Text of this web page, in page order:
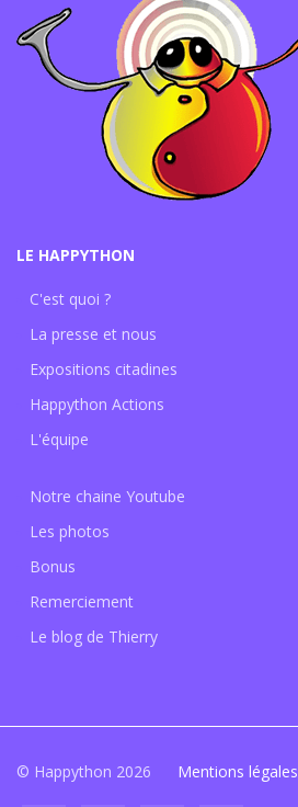
LE HAPPYTHON
C'est quoi ?
La presse et nous
Expositions citadines
Happython Actions
L'équipe
Notre chaine Youtube
Les photos
Bonus
Remerciement
Le blog de Thierry
© Happython 2026 Mentions légales